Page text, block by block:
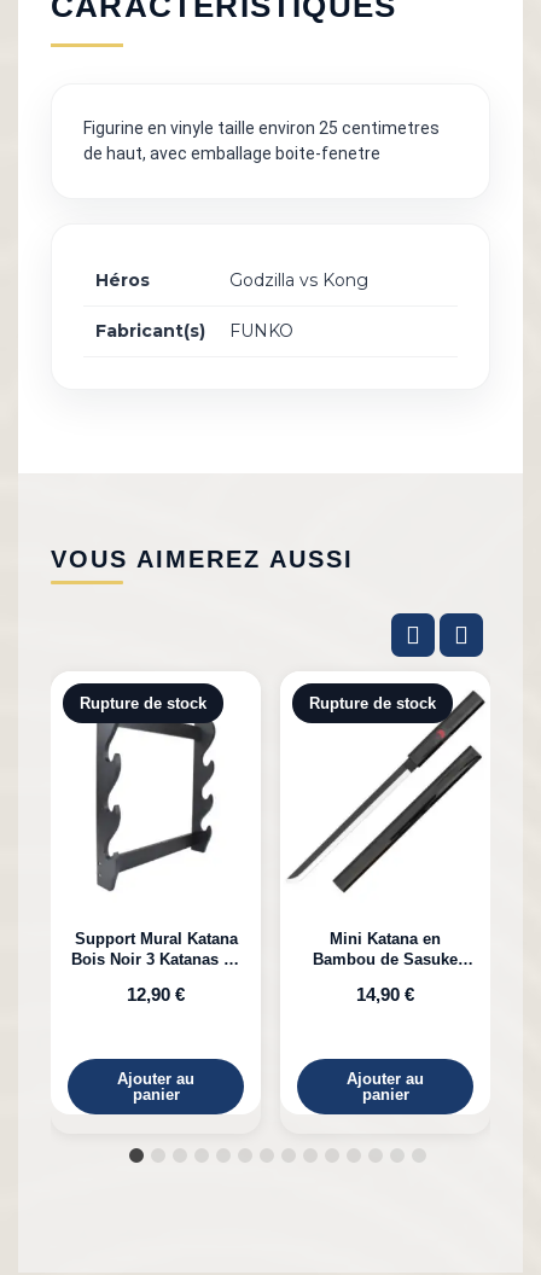
Figurine en vinyle taille environ 25 centimetres
de haut, avec emballage boite-fenetre
Héros Godzilla vs Kong
Fabricant(s) FUNKO
VOUS AIMEREZ AUSSI
Rupture de stock
Support Mural Katana
Bois Noir 3 Katanas en
12,90 €
Ajouter au
panier
Rupture de stock
Mini Katana en
Bambou de Sasuke
14,90 €
Ajouter au
panier